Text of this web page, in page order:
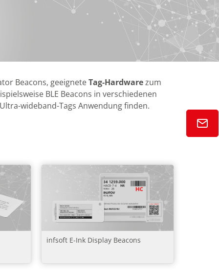
Beacons, geeigneteTag-Hardwarezum
BLE Beacons in verschiedenen
wideband-Tags Anwendung finden.
infsoft E-Ink Display Beacons